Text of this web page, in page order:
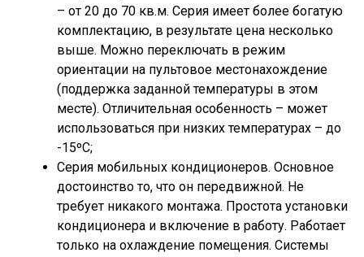
– от 20 до 70 кв.м. Серия имеет более богатую
комплектацию, в результате цена несколько
выше. Можно переключать в режим
ориентации на пультовое местонахождение
(поддержка заданной температуры в этом
месте). Отличительная особенность – может
использоваться при низких температурах – до
-15ºС;
Серия мобильных кондиционеров. Основное
достоинство то, что он передвижной. Не
требует никакого монтажа. Простота установки
кондиционера и включение в работу. Работает
только на охлаждение помещения. Системы